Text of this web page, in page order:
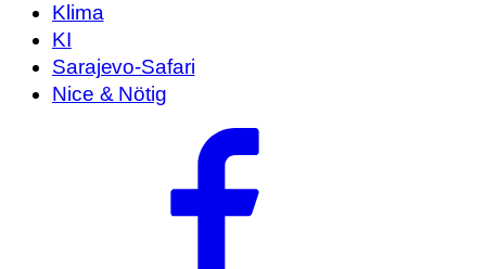
Klima
KI
Sarajevo-Safari
Nice & Nötig